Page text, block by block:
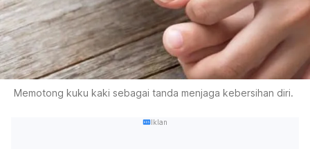
Memotong kuku kaki sebagai tanda menjaga kebersihan diri.
Iklan